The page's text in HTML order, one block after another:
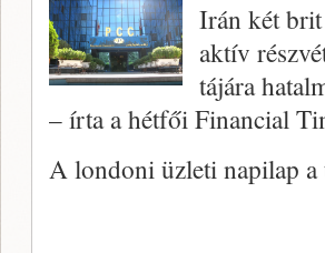
Irán két
aktív
tájára
– írta a hétfői Financial
A londoni üzleti napilap